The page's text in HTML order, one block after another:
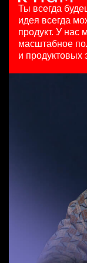
вчера
150000 ₽
Санкт-Петербург
7200000 -
Старший
29 июл. 2026
з/п не указана
Москва
Младший SEO
10 июл. 2026
з/п не указана
Москва
Ты всегда
идея всегда
продукт. У нас
масштабное
и продуктовых